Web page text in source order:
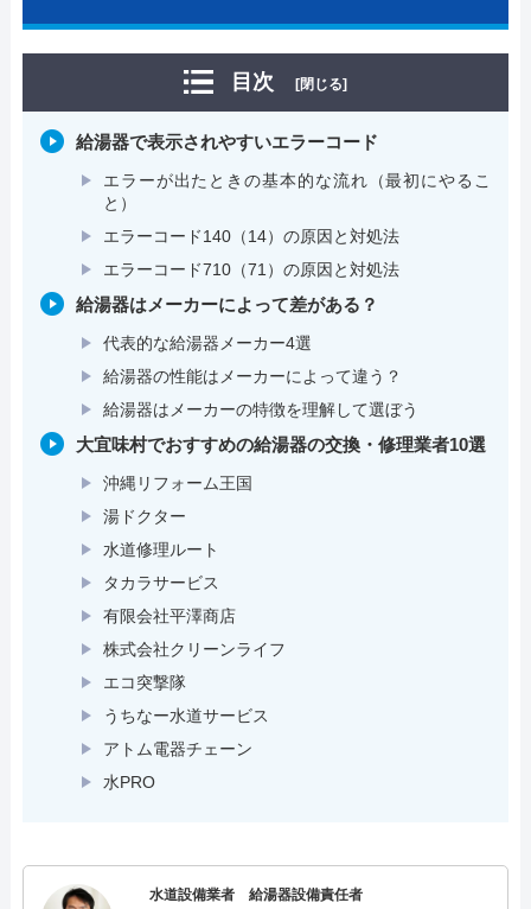
目次 [閉じる]
給湯器で表示されやすいエラーコード
エラーが出たときの基本的な流れ（最初にやるこ
と）
エラーコード140（14）の原因と対処法
エラーコード710（71）の原因と対処法
給湯器はメーカーによって差がある？
代表的な給湯器メーカー4選
給湯器の性能はメーカーによって違う？
給湯器はメーカーの特徴を理解して選ぼう
大宜味村でおすすめの給湯器の交換・修理業者10選
沖縄リフォーム王国
湯ドクター
水道修理ルート
タカラサービス
有限会社平澤商店
株式会社クリーンライフ
エコ突撃隊
うちなー水道サービス
アトム電器チェーン
水PRO
水道設備業者 給湯器設備責任者